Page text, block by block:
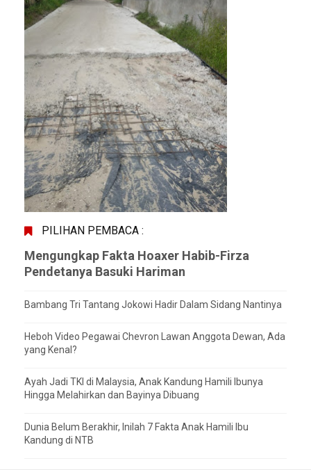
PILIHAN PEMBACA :
Mengungkap Fakta Hoaxer Habib-Firza
Pendetanya Basuki Hariman
Bambang Tri Tantang Jokowi Hadir Dalam Sidang Nantinya
Heboh Video Pegawai Chevron Lawan Anggota Dewan, Ada
yang Kenal?
Ayah Jadi TKI di Malaysia, Anak Kandung Hamili Ibunya
Hingga Melahirkan dan Bayinya Dibuang
Dunia Belum Berakhir, Inilah 7 Fakta Anak Hamili Ibu
Kandung di NTB